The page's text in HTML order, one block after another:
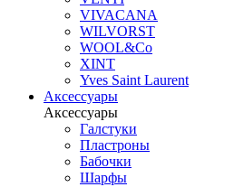
VIVACANA
WILVORST
WOOL&Co
XINT
Yves Saint Laurent
Аксессуары
Аксессуары
Галстуки
Пластроны
Бабочки
Шарфы